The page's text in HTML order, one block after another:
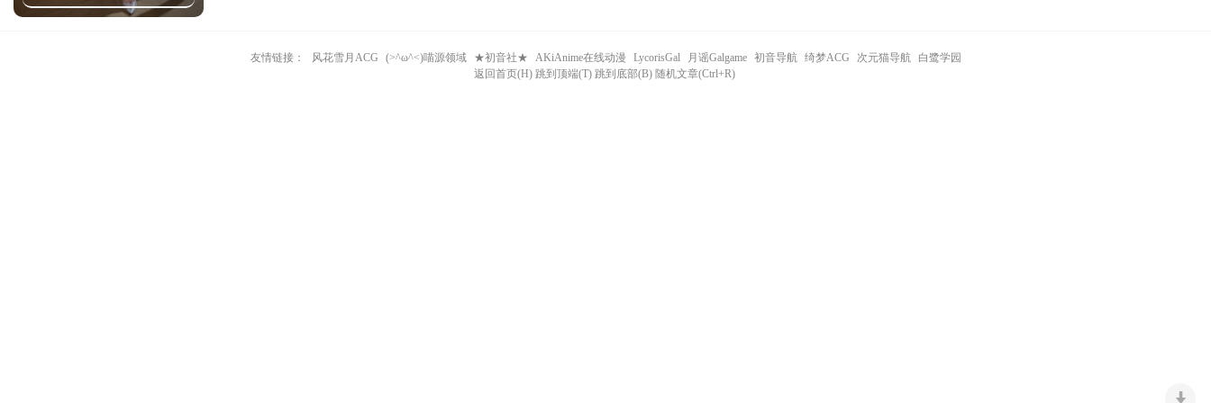
友情链接： 风花雪月ACG (>^ω^<)喵源领域 ★初音社★ AKiAnime在线动漫 LycorisGal 月谣Galgame 初音导航 绮梦ACG 次元猫导航
白鹭学园
返回首页(H) 跳到顶端(T) 跳到底部(B) 随机文章(Ctrl+R)